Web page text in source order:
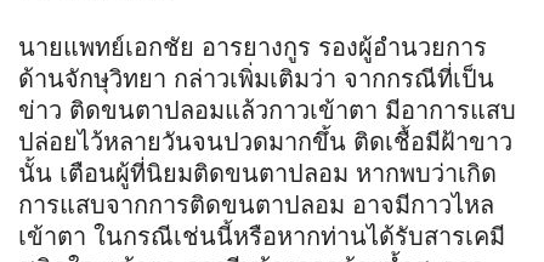
นายแพทย์เอกชัย อารยางกูร รองผู้อำนวยการ
ด้านจักษุวิทยา กล่าวเพิ่มเติมว่า จากกรณีที่เป็น
ข่าว ติดขนตาปลอมแล้วกาวเข้าตา มีอาการแสบ
ปล่อยไว้หลายวันจนปวดมากขึ้น ติดเชื้อมีฝ้าขาว
นั้น เตือนผู้ที่นิยมติดขนตาปลอม หากพบว่าเกิด
การแสบจากการติดขนตาปลอม อาจมีกาวไหล
เข้าตา ในกรณีเช่นนี้หรือหากท่านได้รับสารเคมี